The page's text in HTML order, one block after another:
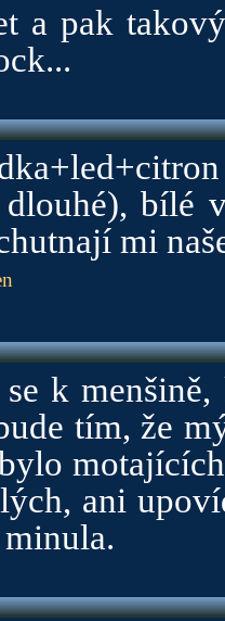
a pak
dlouhé), bílé
mi
k
tím, že
ani